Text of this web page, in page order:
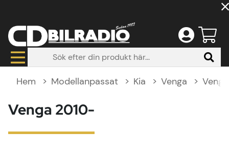
Hem Modellanpassat Kia Venga
Venga 2010-